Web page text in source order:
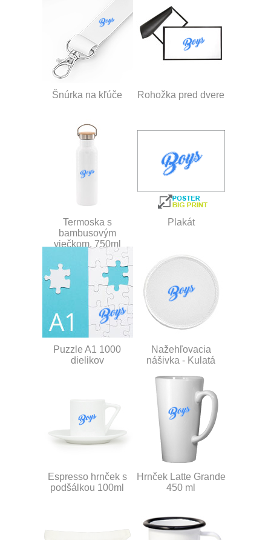
Šnúrka na kľúče Rohožka pred dvere
Termoska s
bambusovým
viečkom, 750ml
Plakát
Puzzle A1 1000
dielikov
Nažehľovacia
nášivka - Kulatá
Espresso hrnček s
podšálkou 100ml
Hrnček Latte Grande
450 ml